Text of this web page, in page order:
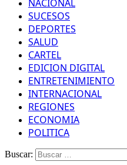
NACIONAL
SUCESOS
DEPORTES
SALUD
CARTEL
EDICION DIGITAL
ENTRETENIMIENTO
INTERNACIONAL
REGIONES
ECONOMIA
POLITICA
Buscar: